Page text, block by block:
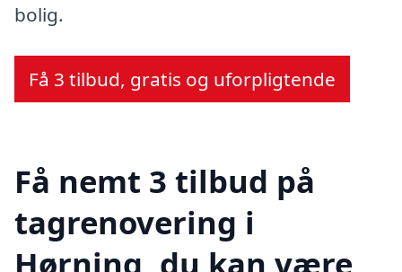
bolig.
Få 3 tilbud, gratis og uforpligtende
Få nemt 3 tilbud på
tagrenovering i
Hørning, du kan være